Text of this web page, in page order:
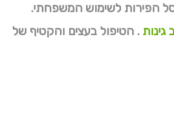
הפירות לשימוש המשפחתי.
גינות . הטיפול בעצים והקטיף של